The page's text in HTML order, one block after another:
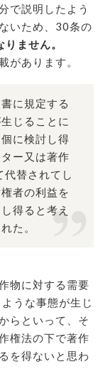
で説明したよう
いため、30条の
ません。
があります。
に規定する
じることに
に検討し得
ー又は著作
替されてし
者の利益を
得ると考え
た。
物に対する需要
うな事態が生じ
らといって、そ
権法の下で著作
を得ないと思わ